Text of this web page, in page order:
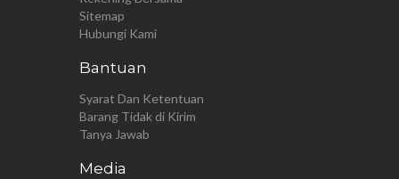
Sitemap
Hubungi Kami
Bantuan
Syarat Dan Ketentuan
Barang Tidak di Kirim
Tanya Jawab
Media